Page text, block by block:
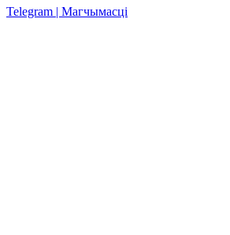
Telegram | Магчымасці